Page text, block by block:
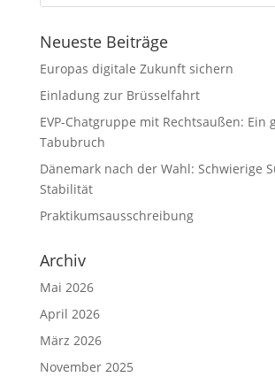
Neueste Beiträge
Europas digitale Zukunft sichern
Einladung zur Brüsselfahrt
EVP-Chatgruppe mit Rechtsaußen: Ein
Tabubruch
Dänemark nach der Wahl: Schwierige
Stabilität
Praktikumsausschreibung
Archiv
Mai 2026
April 2026
März 2026
November 2025